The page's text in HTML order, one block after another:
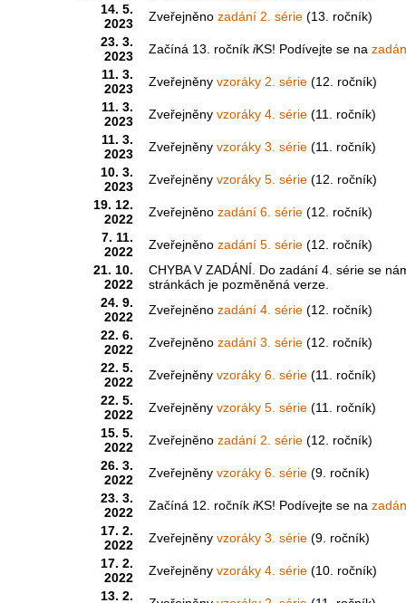
14. 5.
2023
Zveřejněno zadání 2. série (13. ročník)
23. 3.
2023
Začíná 13. ročník iKS! Podívejte se na
11. 3.
2023
Zveřejněny vzoráky 2. série (12. ročník)
11. 3.
2023
Zveřejněny vzoráky 4. série (11. ročník)
11. 3.
2023
Zveřejněny vzoráky 3. série (11. ročník)
10. 3.
2023
Zveřejněny vzoráky 5. série (12. ročník)
19. 12.
2022
Zveřejněno zadání 6. série (12. ročník)
7. 11.
2022
Zveřejněno zadání 5. série (12. ročník)
21. 10.
2022
CHYBA V ZADÁNÍ. Do zadání 4. série se
stránkách je pozměněná verze.
24. 9.
2022
Zveřejněno zadání 4. série (12. ročník)
22. 6.
2022
Zveřejněno zadání 3. série (12. ročník)
22. 5.
2022
Zveřejněny vzoráky 6. série (11. ročník)
22. 5.
2022
Zveřejněny vzoráky 5. série (11. ročník)
15. 5.
2022
Zveřejněno zadání 2. série (12. ročník)
26. 3.
2022
Zveřejněny vzoráky 6. série (9. ročník)
23. 3.
2022
Začíná 12. ročník iKS! Podívejte se na
17. 2.
2022
Zveřejněny vzoráky 3. série (9. ročník)
17. 2.
2022
Zveřejněny vzoráky 4. série (10. ročník)
13. 2.